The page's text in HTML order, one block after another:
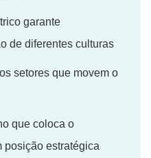
garante
de diferentes culturas
setores que movem o
que coloca o
posição estratégica